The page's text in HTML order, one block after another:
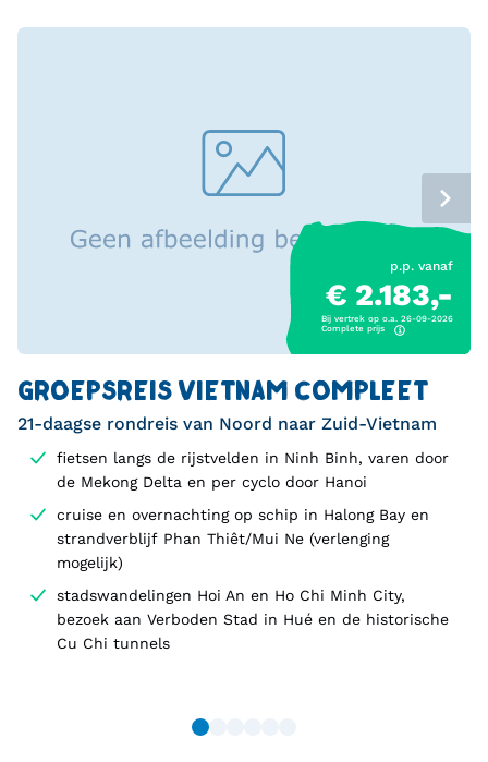
Bij vertrek op o.a. 26-09-2026
Complete prijs
p.p. vanaf
€ 2.183,-
GROEPSREIS VIETNAM COMPLEET
21-daagse rondreis van Noord naar Zuid-Vietnam
fietsen langs de rijstvelden in Ninh Binh, varen door
de Mekong Delta en per cyclo door Hanoi
cruise en overnachting op schip in Halong Bay en
strandverblijf Phan Thiêt/Mui Ne (verlenging
mogelijk)
stadswandelingen Hoi An en Ho Chi Minh City,
bezoek aan Verboden Stad in Hué en de historische
Cu Chi tunnels